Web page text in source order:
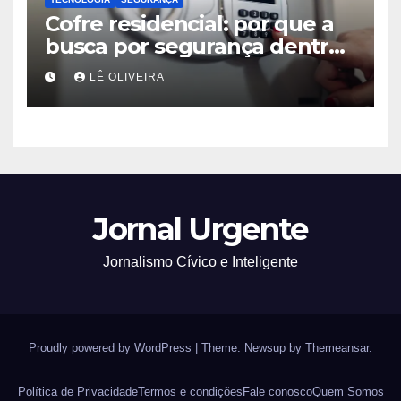
Cofre residencial: por que a
busca por segurança dentro
de casa cresce no Brasil
LÊ OLIVEIRA
Jornal Urgente
Jornalismo Cívico e Inteligente
Proudly powered by WordPress Theme: Newsup by Themeansar.
Política de PrivacidadeTermos e condiçõesFale conoscoQuem Somos